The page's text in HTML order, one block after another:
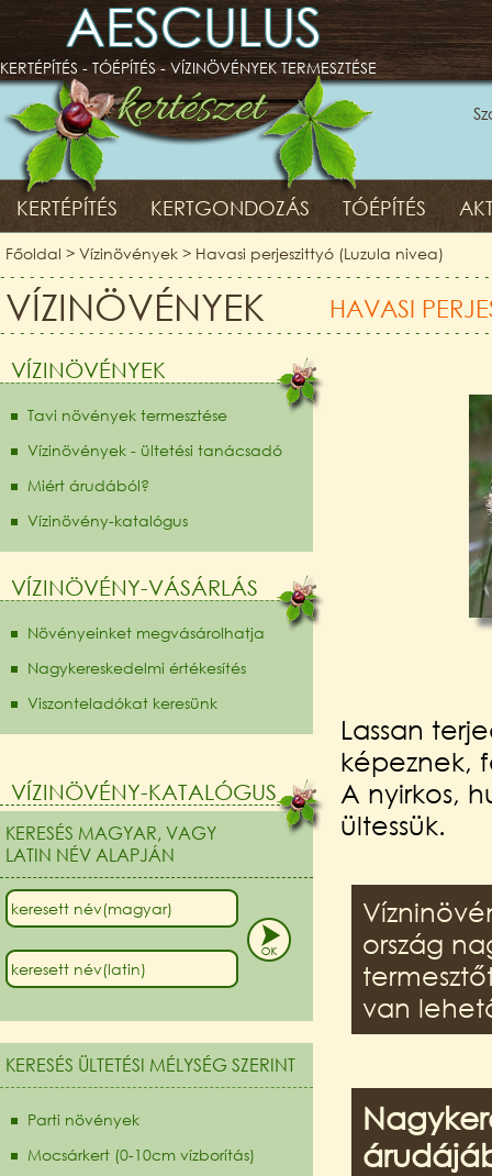
AESCULUS
KERTÉPÍTÉS - TÓÉPÍTÉS - VÍZINÖVÉNYEK TERMESZTÉSE
KERTÉPÍTÉS KERTGONDOZÁS TÓÉPÍTÉS
Főoldal > Vízinövények > Havasi perjeszittyó (Luzula nivea)
VÍZINÖVÉNYEK HAVASI
VÍZINÖVÉNYEK
Tavi növények termesztése
Vízinövények - ültetési tanácsadó
Miért árudából?
Vízinövény-katalógus
VÍZINÖVÉNY-VÁSÁRLÁS
Növényeinket megvásárolhatja
Nagykereskedelmi értékesítés
Viszonteladókat keresünk
VÍZINÖVÉNY-KATALÓGUS
KERESÉS MAGYAR, VAGY
LATIN NÉV ALAPJÁN
KERESÉS ÜLTETÉSI MÉLYSÉG SZERINT
Parti növények
Mocsárkert (0-10cm vízborítás)
Lassan
képeznek,
A nyirkos,
ültessük.
ország
van